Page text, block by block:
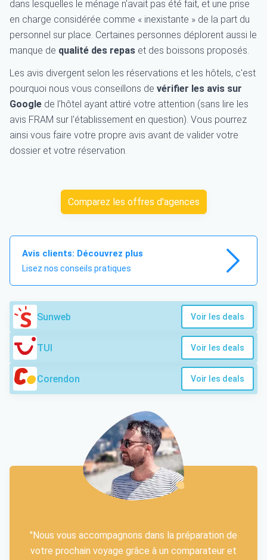
dans lesquelles le ménage n'avait pas été fait, et une prise
en charge considérée comme « inexistante » de la part du
personnel sur place. Certaines personnes déplorent aussi le
manque de qualité des repas et des boissons proposés.
Les avis divergent selon les réservations et les hôtels, c'est
pourquoi nous vous conseillons de vérifier les avis sur
Google de l'hôtel ayant attiré votre attention (sans lire les
avis FRAM sur l'établissement en question). Vous pourrez
ainsi vous faire votre propre avis avant de valider votre
dossier et votre réservation.
Comparez les offres d'agences
Avis clients: Découvrez plus
Lisez nos conseils pratiques
Sunweb Voir les deals
TUI Voir les deals
Corendon Voir les deals
"Nous vous accompagnons dans la préparation de
votre prochain voyage grâce à un comparateur et